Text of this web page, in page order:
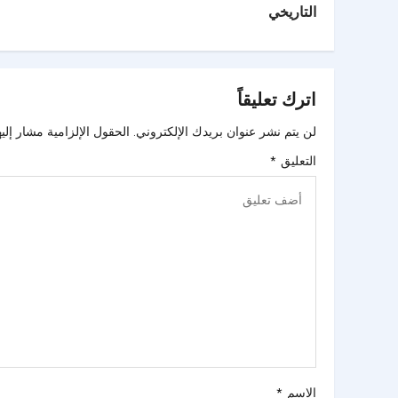
التاريخي
اترك تعليقاً
لن يتم نشر عنوان بريدك الإلكتروني. الحقول الإلزامية مشار
التعليق *
الاسم *